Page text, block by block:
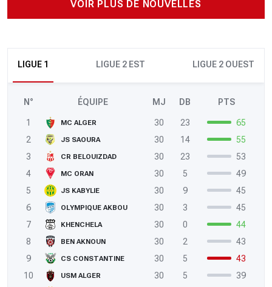
VOIR PLUS DE NOUVELLES
LIGUE 1 LIGUE 2 EST LIGUE 2 OUEST
N° ÉQUIPE MJ DB PTS
1 MC ALGER 30 23
65
2
JS SAOURA 30 14
55
3
CR BELOUIZDAD 30 23
53
4
MC ORAN 30 5
49
5
JS KABYLIE 30 9
45
6
OLYMPIQUE AKBOU 30 3
45
7
KHENCHELA 30 0
44
8
BEN AKNOUN 30 2
43
9
CS CONSTANTINE 30 5
43
10
USM ALGER 30 5
39